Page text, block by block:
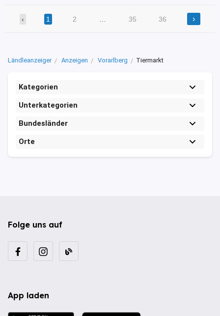
‹ 1 2 35 36 ›
Ländleanzeiger Anzeigen Vorarlberg Tiermarkt
Kategorien
Unterkategorien
Bundesländer
Orte
Folge uns auf
App laden